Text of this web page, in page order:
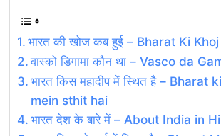
भारत की खोज कब हुई – Bharat Ki
वास्‍को डिगामा कौन था – Vasco da
भारत किस महादीप में स्थित है –
mein sthit hai
भारत देश के बारे में – About India in